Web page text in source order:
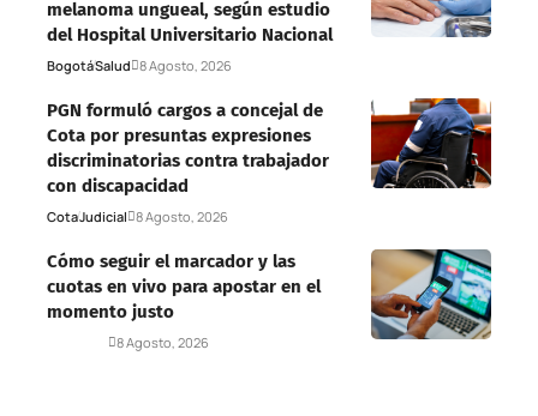
melanoma ungueal, según estudio
del Hospital Universitario Nacional
BogotáSalud 8 Agosto, 2026
PGN formuló cargos a concejal de
Cota por presuntas expresiones
discriminatorias contra trabajador
con discapacidad
CotaJudicial 8 Agosto, 2026
Cómo seguir el marcador y las
cuotas en vivo para apostar en el
momento justo
8 Agosto, 2026